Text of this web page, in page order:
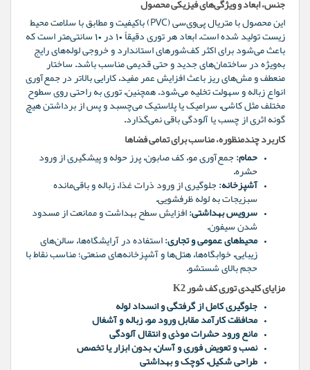
جنس، ابعاد و ویژگی‌های فیزیکی محصول
این محصول با متریال پی‌وی‌سی (PVC) باکیفیت و مطابق با سلامت محیط
زیست تولید شده است. ابعاد هر توری دقیقاً ۱۰ در ۱۰ سانتی‌متر است که
باعث می‌شود برای اکثر کف‌شورهای استاندارد و خروجی لوله‌های رایج
به‌ویژه در ساختمان‌های جدید و حتی قدیمی مناسب باشد. ساختار
منعطف و مش‌های ریز باعث افزایش عمر مفید، کارایی بالاتر در جمع‌آوری
انواع زباله و سهولت تخلیه می‌شود. همچنین، توری به راحتی روی سطوح
مختلف مثل کاشی، سرامیک یا پلاستیک می‌چسبد و پس از برداشتن هیچ
گونه اثری از چسب یا آلودگی باقی نمی‌گذارد.
کاربرد چندمنظوره، مناسب برای تمامی فضاها
حمام: جمع‌آوری مو، کف صابون، پرز حوله و پیشگیری از ورود
حشره.
آشپزخانه: جلوگیری از ورود ذرات غذا، زباله و باقی‌مانده
سبزیجات به لوله ظرفشویی.
سرویس بهداشتی: افزایش سطح بهداشت و ممانعت از مسدود
شدن سیفون.
محیط‌های عمومی و تجاری: استفاده در آرایشگاه‌ها، سالن‌های
زیبایی، خوابگاه‌ها، هتل‌ها و آشپزخانه‌های صنعتی؛ مناسب نقاط با
حجم بالای شستشو.
مزایای کلیدی توری کف شور K2
جلوگیری کامل از گرفتگی و انسداد لوله
محافظت کارآمد مقابل ورود مو، زباله و آشغال
مانع ورود حشرات موذی و انتقال آلودگی
نصب و تعویض فوری و آسان، بدون ابزار یا تخصص
طراحی شکیل، کوچک و بهداشتی